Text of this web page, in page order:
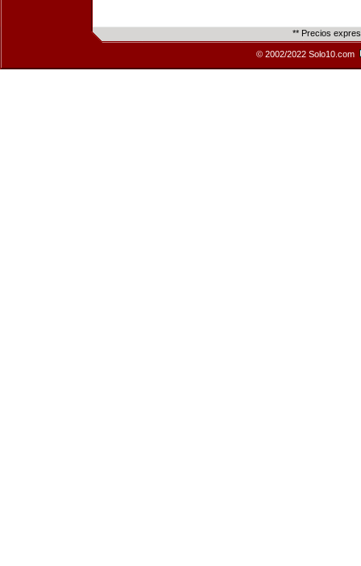
** Precios
© 2002/2022 Solo10.com